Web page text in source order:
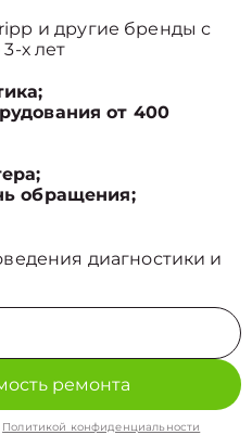
и другие бренды с
х лет
от 400
обращения;
диагностики и
ремонта
Политикой конфиденциальности